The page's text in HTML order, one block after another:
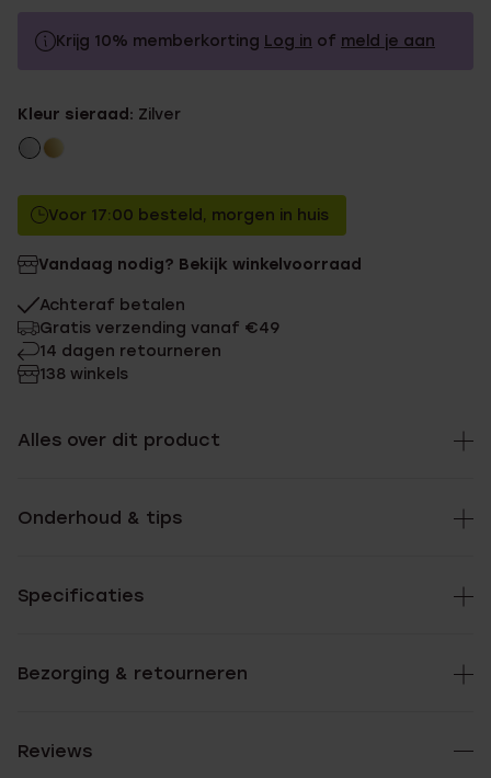
Krijg 10% memberkorting Log in of meld je aan
Zonder memberkorting
Kleur sieraad: Zilver
Voor 17:00 besteld, morgen in huis
Vandaag nodig? Bekijk winkelvoorraad
Achteraf betalen
Gratis verzending vanaf €49
14 dagen retourneren
138 winkels
Alles over dit product
Onderhoud & tips
Specificaties
Bezorging & retourneren
Reviews